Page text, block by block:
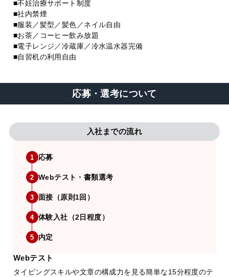
■不妊治療サポート制度
■社内禁煙
■服装／髪型／髪色／ネイル自由
■お茶／コーヒー飲み放題
■電子レンジ／冷蔵庫／冷水温水器完備
■自習机の利用自由
応募・選考について
入社までの流れ
1 応募
2 Webテスト・書類選考
3 面接（原則1回）
4 体験入社（2日程度）
5 内定
Webテスト
タイピングスキルや文章の構成力を見る簡単な15分程度のテ